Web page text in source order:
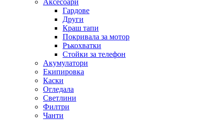
Гардове
Други
Краш тапи
Покривала за мотор
Ръкохватки
Стойки за телефон
Акумулатори
Екипировка
Каски
Огледала
Светлини
Филтри
Чанти